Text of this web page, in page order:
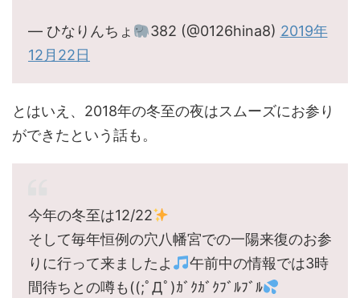
— ひなりんちょ 382 (@0126hina8) 2019年
12月22日
とはいえ、2018年の冬至の夜はスムーズにお参り
ができたという話も。
今年の冬至は12/22
そして毎年恒例の穴八幡宮での一陽来復のお参
りに行って来ましたよ
午前中の情報では3時
間待ちとの噂も((;ﾟДﾟ)ｶﾞｸｶﾞｸﾌﾞﾙﾌﾞﾙ